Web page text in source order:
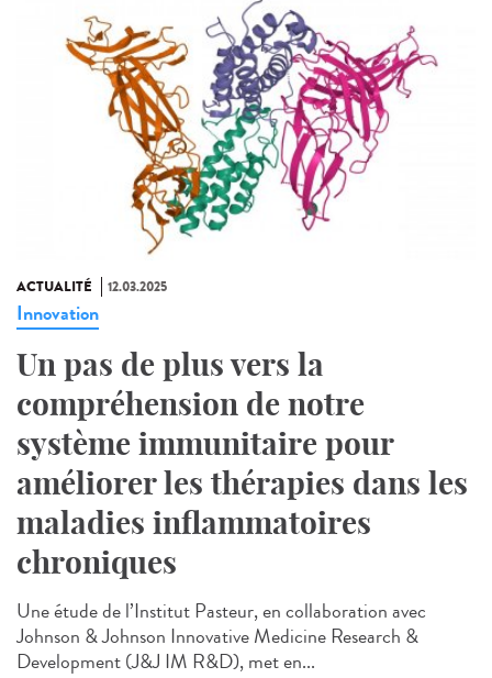
ACTUALITÉ 12.03.2025
Innovation
Un pas de plus vers la
compréhension de notre
système immunitaire pour
améliorer les thérapies dans les
maladies inflammatoires
chroniques
Une étude de l’Institut Pasteur, en collaboration avec
Johnson & Johnson Innovative Medicine Research &
Development (J&J IM R&D), met en...